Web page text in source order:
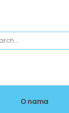
O nama